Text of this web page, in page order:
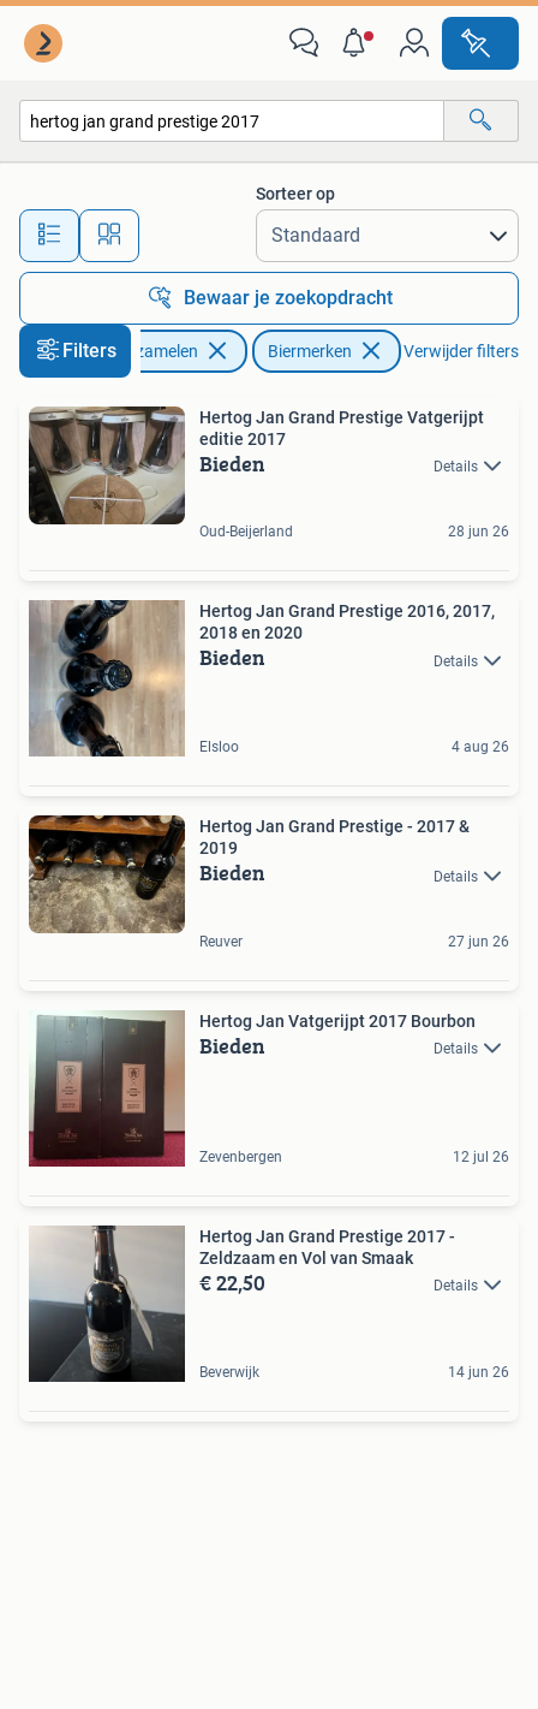
Alle afstanden…
Sorteer op
Bewaar je zoekopdracht
FiltersVerzamelen Biermerken Verwijder filters
Hertog Jan Grand Prestige Vatgerijpt
editie 2017
Bieden Details
Oud-Beijerland 28 jun 26
Hertog Jan Grand Prestige 2016, 2017,
2018 en 2020
Bieden Details
Elsloo 4 aug 26
Hertog Jan Grand Prestige - 2017 &
2019
Bieden Details
Reuver 27 jun 26
Hertog Jan Vatgerijpt 2017 Bourbon
Bieden Details
Zevenbergen 12 jul 26
Hertog Jan Grand Prestige 2017 -
Zeldzaam en Vol van Smaak
€ 22,50 Details
Beverwijk 14 jun 26